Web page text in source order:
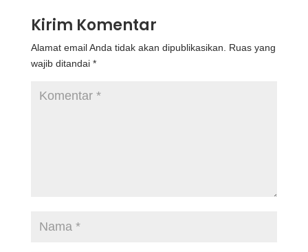
Kirim Komentar
Alamat email Anda tidak akan dipublikasikan.
Ruas yang
wajib ditandai *